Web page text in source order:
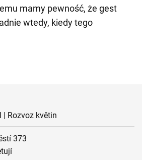
mamy pewność, że gest
wtedy, kiedy tego
Rozvoz květin
373